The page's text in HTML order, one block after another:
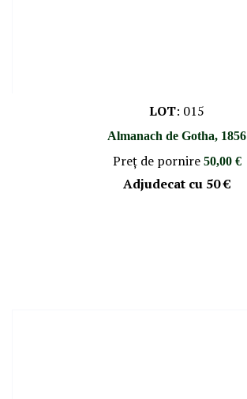
LOT: 015
Almanach de Gotha, 1856
Preţ de pornire 50,00 €
Adjudecat cu 50 €